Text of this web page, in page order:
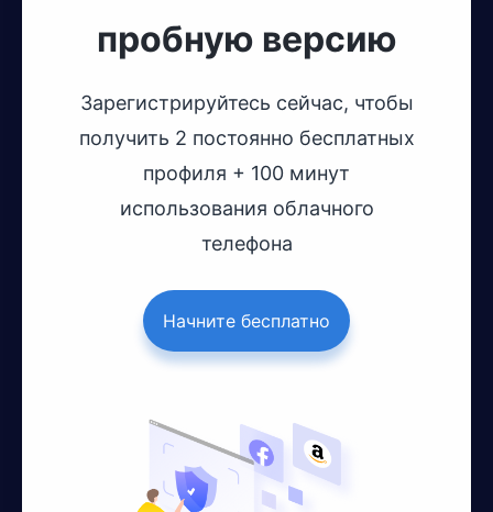
пробную версию
Зарегистрируйтесь сейчас, чтобы
получить 2 постоянно бесплатных
профиля + 100 минут
использования облачного
телефона
Начните бесплатно